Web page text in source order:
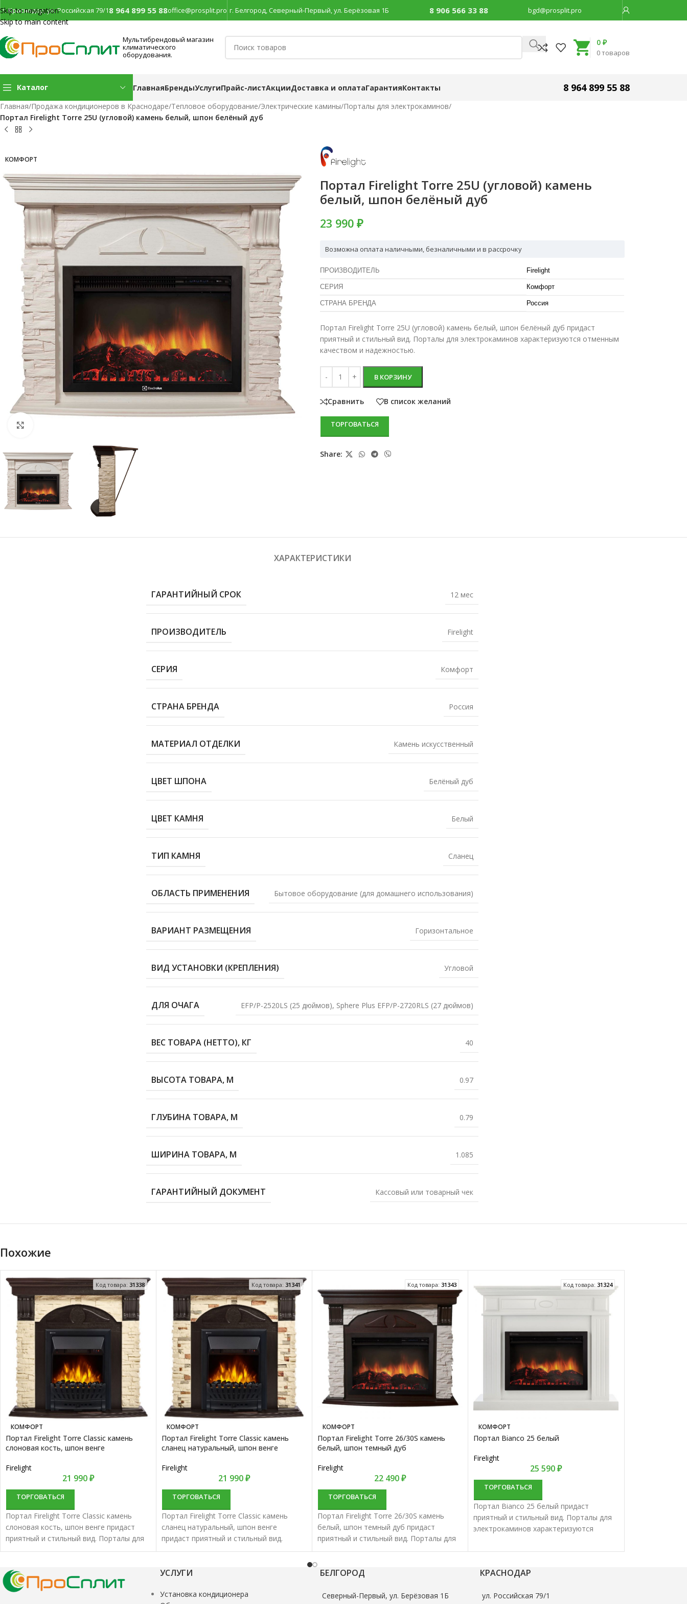
Skip to navigation
Skip to main content
г. Краснодар, ул. Российская 79/18 964 899 55 88office@prosplit.pro г. Белгород, Северный-Первый, ул. Берёзовая 1Б 8 906 566 33 88 bgd@prosplit.pro
Мультибрендовый магазин
климатического
оборудования.
0товаров
0 ₽
Каталог ГлавнаяБрендыУслугиПрайс-листАкцииДоставка и оплатаГарантияКонтакты 8 964 899 55 88
Главная/Продажа кондиционеров в Краснодаре/Тепловое оборудование/Электрические камины/Порталы для электрокаминов/
Портал Firelight Torre 25U (угловой) камень белый, шпон белёный дуб
КОМФОРТ
Портал Firelight Torre 25U (угловой) камень
белый, шпон белёный дуб
23 990 ₽
Возможна оплата наличными, безналичными и в рассрочку
ПРОИЗВОДИТЕЛЬ Firelight
СЕРИЯ Комфорт
СТРАНА БРЕНДА Россия
Портал Firelight Torre 25U (угловой) камень белый, шпон белёный дуб придаст
приятный и стильный вид. Порталы для электрокаминов характеризуются отменным
качеством и надежностью.
В КОРЗИНУ
Сравнить В список желаний
ТОРГОВАТЬСЯ
Share:
ХАРАКТЕРИСТИКИ
ГАРАНТИЙНЫЙ СРОК 12 мес
ПРОИЗВОДИТЕЛЬ Firelight
СЕРИЯ Комфорт
СТРАНА БРЕНДА Россия
МАТЕРИАЛ ОТДЕЛКИ Камень искусственный
ЦВЕТ ШПОНА Белёный дуб
ЦВЕТ КАМНЯ Белый
ТИП КАМНЯ Сланец
ОБЛАСТЬ ПРИМЕНЕНИЯ Бытовое оборудование (для домашнего использования)
ВАРИАНТ РАЗМЕЩЕНИЯ Горизонтальное
ВИД УСТАНОВКИ (КРЕПЛЕНИЯ) Угловой
ДЛЯ ОЧАГА EFP/P-2520LS (25 дюймов), Sphere Plus EFP/P-2720RLS (27 дюймов)
ВЕС ТОВАРА (НЕТТО), КГ 40
ВЫСОТА ТОВАРА, М 0.97
ГЛУБИНА ТОВАРА, М 0.79
ШИРИНА ТОВАРА, М 1.085
ГАРАНТИЙНЫЙ ДОКУМЕНТ Кассовый или товарный чек
Похожие
Код товара: 31338
КОМФОРТ
Портал Firelight Torre Classic камень
слоновая кость, шпон венге
Firelight
21 990₽
ТОРГОВАТЬСЯ
Портал Firelight Torre Classic камень
слоновая кость, шпон венге придаст
приятный и стильный вид. Порталы для
электрокаминов характеризуются
Код товара: 31341
КОМФОРТ
Портал Firelight Torre Classic камень
сланец натуральный, шпон венге
Firelight
21 990₽
ТОРГОВАТЬСЯ
Портал Firelight Torre Classic камень
сланец натуральный, шпон венге
придаст приятный и стильный вид.
Порталы для электрокаминов
надежностью.
Код товара: 31343
КОМФОРТ
Портал Firelight Torre 26/30S камень
белый, шпон темный дуб
Firelight
22 490₽
ТОРГОВАТЬСЯ
Портал Firelight Torre 26/30S камень
белый, шпон темный дуб придаст
приятный и стильный вид. Порталы для
электрокаминов характеризуются
Код товара: 31324
КОМФОРТ
Портал Bianco 25 белый
Firelight
25 590₽
ТОРГОВАТЬСЯ
Портал Bianco 25 белый придаст
приятный и стильный вид. Порталы для
электрокаминов характеризуются
УСЛУГИ
Установка кондиционера
БЕЛГОРОД
Северный-Первый, ул. Берёзовая 1Б
КРАСНОДАР
ул. Российская 79/1